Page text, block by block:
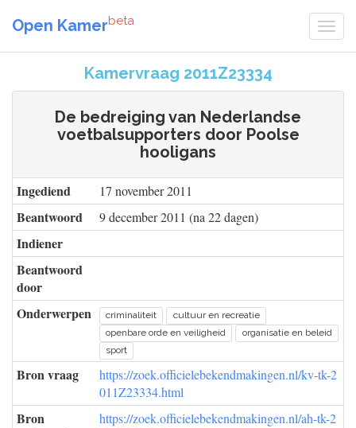
Open Kamerbeta
Kamervraag 2011Z23334
De bedreiging van Nederlandse
voetbalsupporters door Poolse
hooligans
Ingediend 17 november 2011
Beantwoord 9 december 2011 (na 22 dagen)
Indiener
Beantwoord
door
Onderwerpen
criminaliteit
cultuur en recreatie
openbare orde en veiligheid
organisatie en beleid
sport
Bron vraag
https://zoek.officielebekendmakingen.nl/kv-tk-2
011Z23334.html
Bron
https://zoek.officielebekendmakingen.nl/ah-tk-2